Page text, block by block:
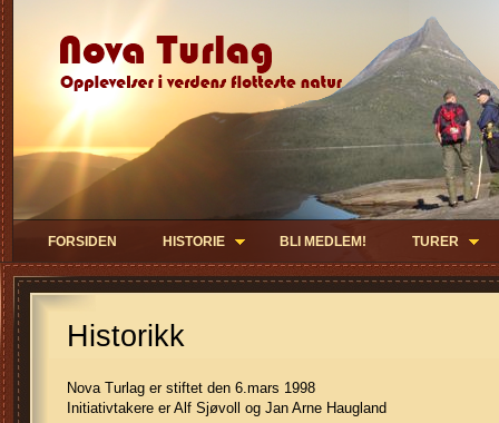
FORSIDEN HISTORIE BLI MEDLEM! TURER
Historikk
Nova Turlag er stiftet den 6.mars 1998
Initiativtakere er Alf Sjøvoll og Jan Arne Haugland